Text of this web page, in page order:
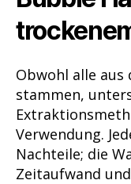
Obwohl alle aus
stammen,
Verwendung.
Nachteile; die
Zeitaufwand